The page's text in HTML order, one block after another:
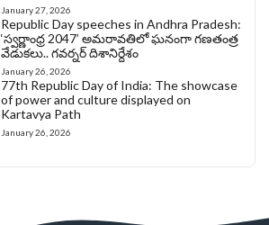
January 27, 2026
Republic Day speeches in Andhra Pradesh:
‘స్వర్ణాంధ్ర 2047’ అమరావతిలో ఘనంగా గణతంత్ర
వేడుకలు.. గవర్నర్ దిశానిర్దేశం
January 26, 2026
77th Republic Day of India: The showcase
of power and culture displayed on
Kartavya Path
January 26, 2026